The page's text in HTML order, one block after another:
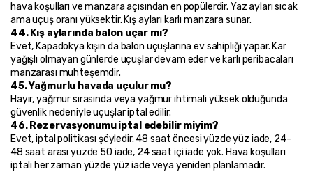
hava koşulları ve manzara açısından en popülerdir. Yaz ayları sıcak
ama uçuş oranı yüksektir. Kış ayları karlı manzara sunar.
44. Kış aylarında balon uçar mı?
Evet, Kapadokya kışın da balon uçuşlarına ev sahipliği yapar. Kar
yağışlı olmayan günlerde uçuşlar devam eder ve karlı peribacaları
manzarası muhteşemdir.
45. Yağmurlu havada uçulur mu?
Hayır, yağmur sırasında veya yağmur ihtimali yüksek olduğunda
güvenlik nedeniyle uçuşlar iptal edilir.
46. Rezervasyonumu iptal edebilir miyim?
Evet, iptal politikası şöyledir. 48 saat öncesi yüzde yüz iade, 24-
48 saat arası yüzde 50 iade, 24 saat içi iade yok. Hava koşulları
iptali her zaman yüzde yüz iade veya yeniden planlamadır.